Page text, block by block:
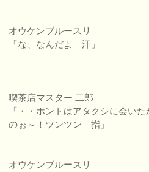
オウケンブルースリ
「な、なんだよ 汗」
喫茶店マスター 二郎
「・・ホントはアタクシに会い
のぉ～！ツンツン 指」
オウケンブルースリ